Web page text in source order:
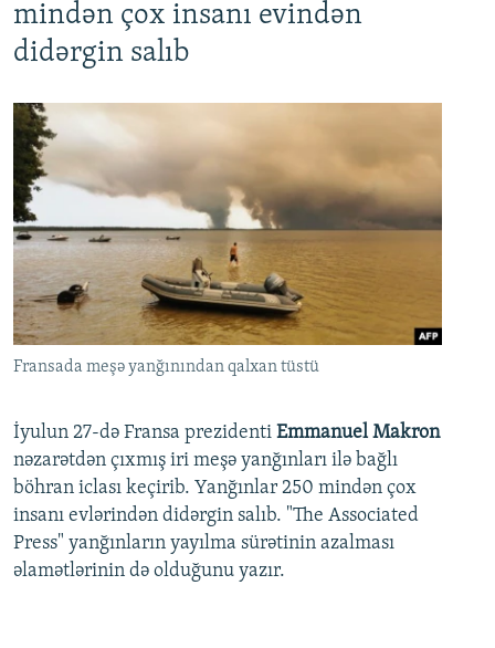
mindən çox insanı evindən
didərgin salıb
Fransada meşə yanğınından qalxan tüstü
İyulun 27-də Fransa prezidenti Emmanuel Makron
nəzarətdən çıxmış iri meşə yanğınları ilə bağlı
böhran iclası keçirib. Yanğınlar 250 mindən çox
insanı evlərindən didərgin salıb. "The Associated
Press" yanğınların yayılma sürətinin azalması
əlamətlərinin də olduğunu yazır.